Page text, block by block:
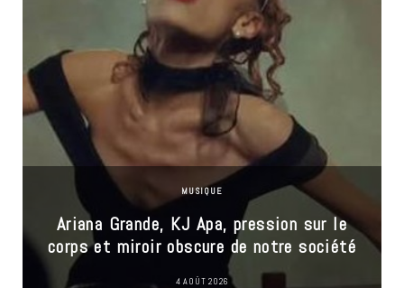
MUSIQUE
Ariana Grande, KJ Apa, pression sur le
corps et miroir obscure de notre société
4 AOÛT 2026